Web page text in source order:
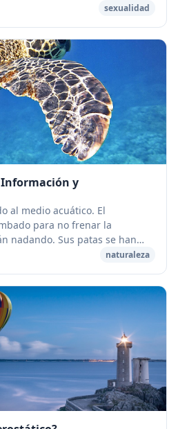
align="aligncen...sexualidad
y
al medio acuático. El
para no frenar la
nadando. Sus patas se han
casi no les permiten andar
naturaleza